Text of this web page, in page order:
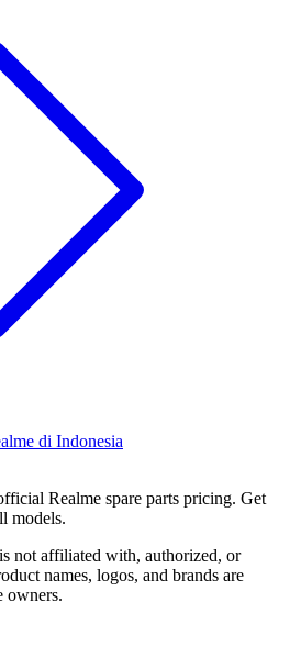
di Indonesia
Realme spare parts pricing. Get
models.
not affiliated with, authorized, or
names, logos, and brands are
owners.